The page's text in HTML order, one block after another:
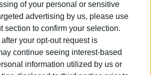
of your personal or sensitive
advertising by us, please use
section to confirm your selection.
your opt-out request is
continue seeing interest-based
information utilized by us or
σημείωσε τη μεγαλύτερη
της Fraport, 36,8% για το
σχέση με τον αντίστοιχο μήνα του
αριθμό επιβατών να ανέρχεται σε